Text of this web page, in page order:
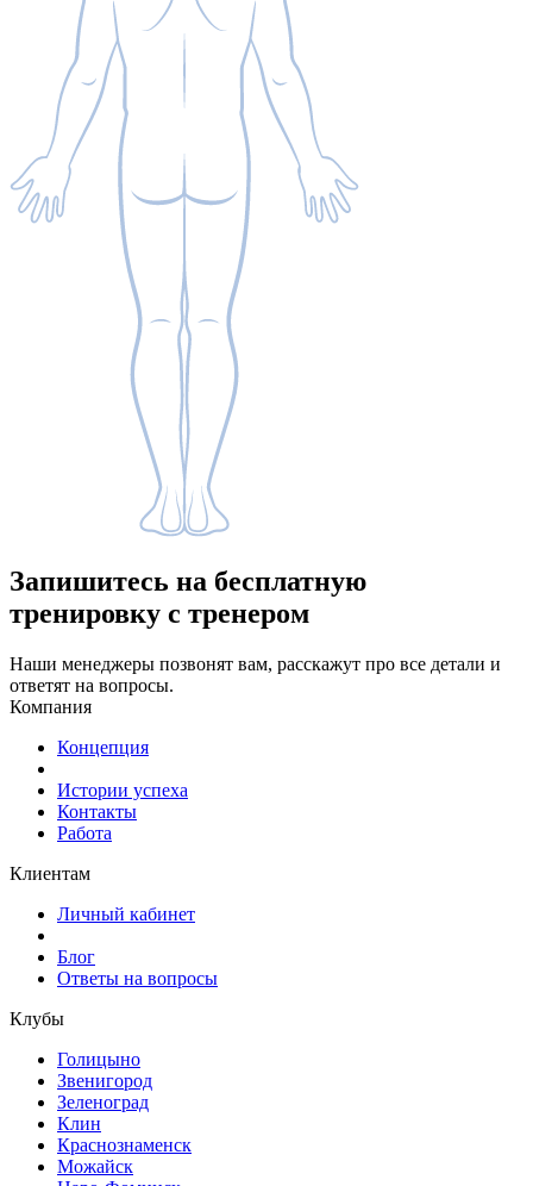
Запишитесь на бесплатную
тренировку с тренером
Наши менеджеры позвонят вам, расскажут про все детали и
ответят на вопросы.
Компания
Концепция
Истории успеха
Контакты
Работа
Клиентам
Личный кабинет
Блог
Ответы на вопросы
Клубы
Голицыно
Звенигород
Зеленоград
Клин
Краснознаменск
Можайск